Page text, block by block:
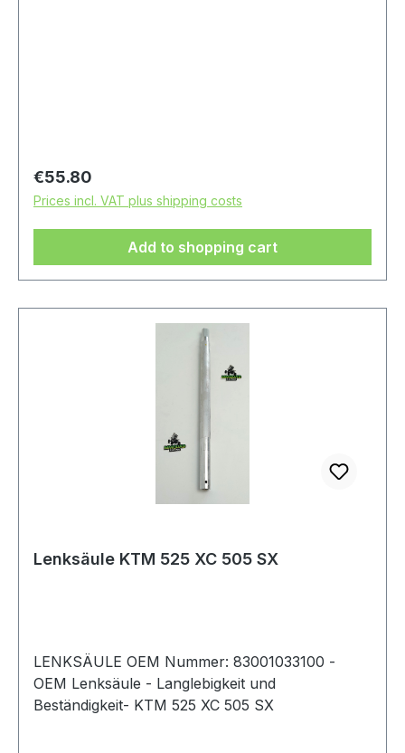
Regular price:
€55.80
Prices incl. VAT plus shipping costs
Add to shopping cart
Lenksäule KTM 525 XC 505 SX
LENKSÄULE OEM Nummer: 83001033100 -
OEM Lenksäule - Langlebigkeit und
Beständigkeit- KTM 525 XC 505 SX